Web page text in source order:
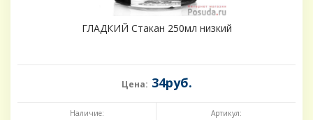
ГЛАДКИЙ Стакан 250мл низкий
Цена: 34руб.
Наличие: Артикул: